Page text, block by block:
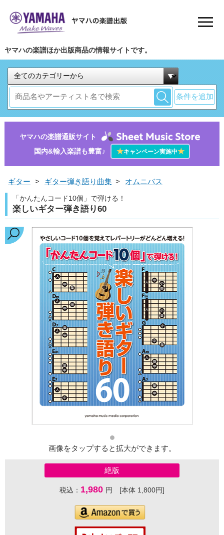
ヤマハの楽譜ほか出版商品の情報サイトです。
条件を追加
ヤマハの楽譜通販サイト
国内&輸入楽譜も豊富♪
★キャンペーン実施中★
ギター > ギター弾き語り曲集 > オムニバス
「かんたんコード10個」で弾ける！
楽しいギター弾き語り60
画像をタップすると拡大ができます。
絶版
税込： 1,980 円 [本体 1,800円]